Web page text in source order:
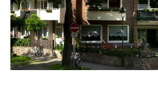
DATENSCHUTZ